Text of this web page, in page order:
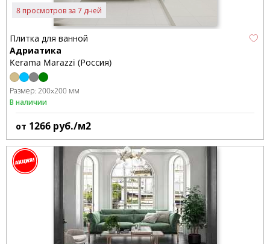
8 просмотров за 7 дней
Плитка для ванной
Адриатика
Kerama Marazzi (Россия)
Размер: 200x200 мм
В наличии
от 1266 руб./м2